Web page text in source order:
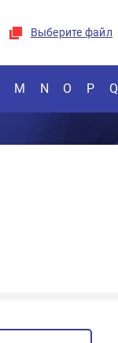
Выберите файл
M N O P Q